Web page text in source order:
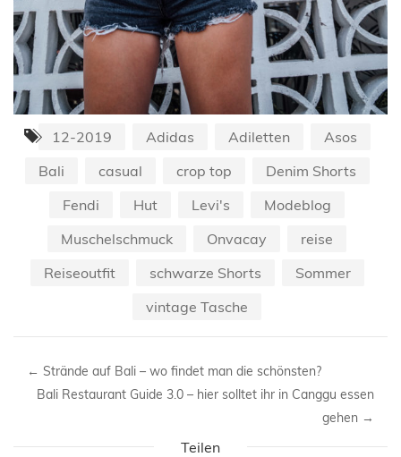
12-2019 Adidas Adiletten
Asos
Bali
casual crop top
Denim Shorts
Fendi
Hut Levi's
Modeblog
Muschelschmuck
Onvacay
reise
Reiseoutfit
schwarze Shorts
Sommer
vintage Tasche
← Strände auf Bali – wo findet man die schönsten?
Bali Restaurant Guide 3.0 – hier solltet ihr in Canggu essen
gehen →
Teilen